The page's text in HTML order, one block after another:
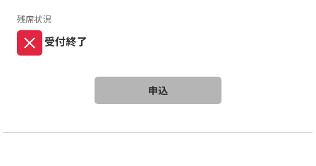
残席状況
受付終了
申込